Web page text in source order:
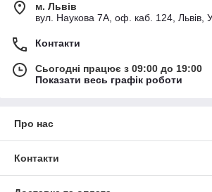
м. Львів
вул. Наукова 7А, оф. каб. 124, Львів,
Контакти
Сьогодні працює з 09:00 до 19:00
Показати весь графік роботи
Про нас
Контакти